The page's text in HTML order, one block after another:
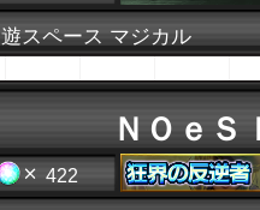
遊スペース マジカル
ＮＯｅＳ
422